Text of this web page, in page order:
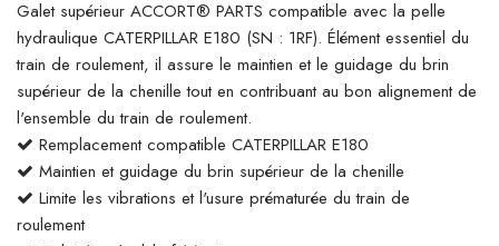
Galet supérieur ACCORT® PARTS compatible avec la pelle
hydraulique CATERPILLAR E180 (SN : 1RF). Élément essentiel du
train de roulement, il assure le maintien et le guidage du brin
supérieur de la chenille tout en contribuant au bon alignement de
l'ensemble du train de roulement.
Remplacement compatible CATERPILLAR E180
Maintien et guidage du brin supérieur de la chenille
Limite les vibrations et l'usure prématurée du train de
roulement